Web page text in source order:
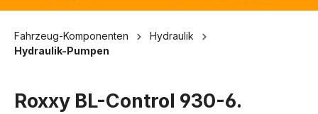
Fahrzeug-Komponenten
Hydraulik
Hydraulik-Pumpen
Roxxy BL-Control 930-6.